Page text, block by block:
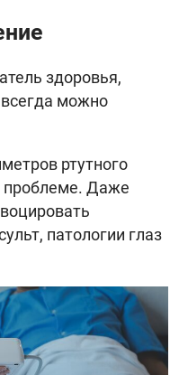
здоровья,
можно
ртутного
проблеме. Даже
патологии глаз